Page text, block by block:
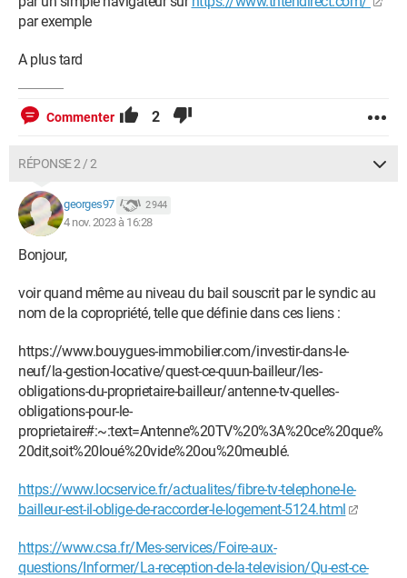
par exemple
A plus tard
Commenter 2
RÉPONSE 2 / 2
georges97 2 944
4 nov. 2023 à 16:28
Bonjour,
voir quand même au niveau du bail souscrit par le syndic au
nom de la copropriété, telle que définie dans ces liens :
https://www.bouygues-immobilier.com/investir-dans-le-
neuf/la-gestion-locative/quest-ce-quun-bailleur/les-
obligations-du-proprietaire-bailleur/antenne-tv-quelles-
obligations-pour-le-
proprietaire#:~:text=Antenne%20TV%20%3A%20ce%20que%
20dit,soit%20loué%20vide%20ou%20meublé.
https://www.locservice.fr/actualites/fibre-tv-telephone-le-
bailleur-est-il-oblige-de-raccorder-le-logement-5124.html
https://www.csa.fr/Mes-services/Foire-aux-
questions/Informer/La-reception-de-la-television/Qu-est-ce-